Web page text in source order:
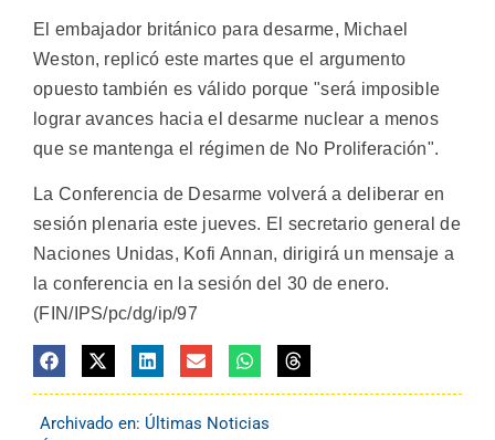
El embajador británico para desarme, Michael
Weston, replicó este martes que el argumento
opuesto también es válido porque "será imposible
lograr avances hacia el desarme nuclear a menos
que se mantenga el régimen de No Proliferación".
La Conferencia de Desarme volverá a deliberar en
sesión plenaria este jueves. El secretario general de
Naciones Unidas, Kofi Annan, dirigirá un mensaje a
la conferencia en la sesión del 30 de enero.
(FIN/IPS/pc/dg/ip/97
Archivado en: Últimas Noticias